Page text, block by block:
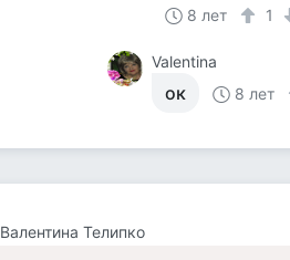
8 лет 1
Valentina
ок 8 лет
Валентина Телипко